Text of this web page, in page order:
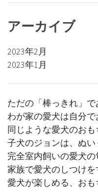
アーカイブ
2023年2月
2023年1月
ただの「棒っきれ」で
わが家の愛犬は自分
同じような愛犬のお
子犬のジョンは、ぬ
完全室内飼いの愛犬
家族で愛犬のしつけ
愛犬が楽しめる、お